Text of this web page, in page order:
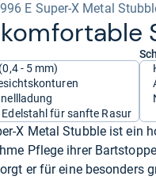
E Super-X Metal
- 5 mm)
für sanfte Rasur
X Metal Stubble ist ein
Pflege ihrer
er für eine besonders